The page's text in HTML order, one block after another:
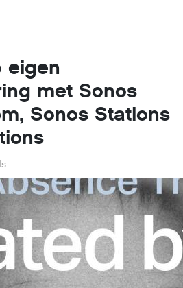
eigen
met Sonos
Sonos Stations